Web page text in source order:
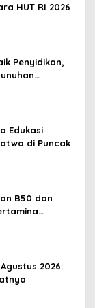
HUT RI 2026
Penyidikan,
Edukasi
di Puncak
B50 dan
2026: